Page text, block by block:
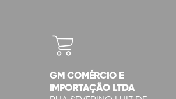
GM COMÉRCIO E
IMPORTAÇÃO LTDA